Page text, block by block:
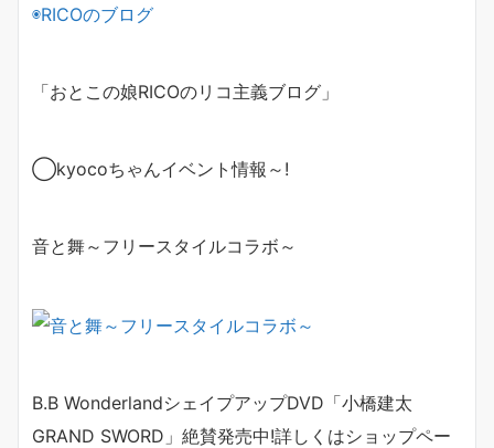
◉RICOのブログ
「おとこの娘RICOのリコ主義ブログ」
◯kyocoちゃんイベント情報～ !
音と舞～フリースタイルコラボ～
B.B WonderlandシェイプアップDVD 「小橋建太
GRAND SWORD 」絶賛発売中!詳しくはショップペー